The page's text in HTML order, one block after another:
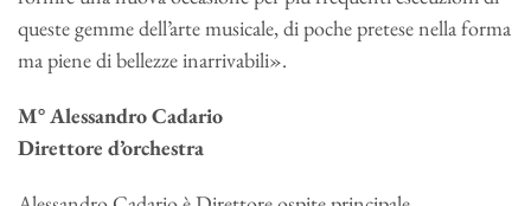
queste gemme dell’arte musicale, di poche pretese nella forma
ma piene di bellezze inarrivabili».
M° Alessandro Cadario
Direttore d’orchestra